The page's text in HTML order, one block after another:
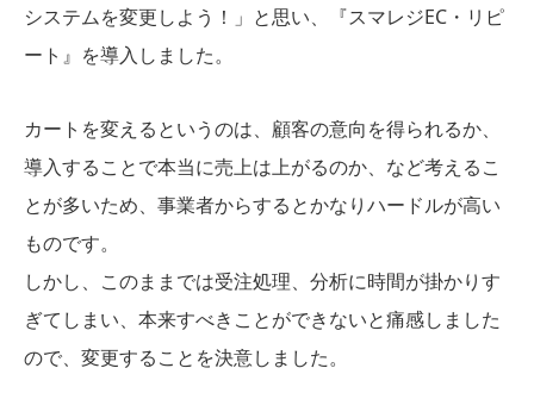
システムを変更しよう！」と思い、『スマレジEC・リピ
ート』を導入しました。
カートを変えるというのは、顧客の意向を得られるか、
導入することで本当に売上は上がるのか、など考えるこ
とが多いため、事業者からするとかなりハードルが高い
ものです。
しかし、このままでは受注処理、分析に時間が掛かりす
ぎてしまい、本来すべきことができないと痛感しました
ので、変更することを決意しました。